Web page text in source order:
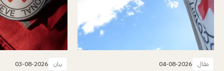
مقال 04-08-2026 بيان 03-08-2026